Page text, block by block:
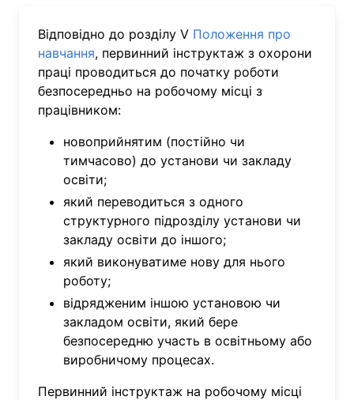
Відповідно до розділу V Положення про
навчання, первинний інструктаж з охорони
праці проводиться до початку роботи
безпосередньо на робочому місці з
працівником:
новоприйнятим (постійно чи
тимчасово) до установи чи закладу
освіти;
який переводиться з одного
структурного підрозділу установи чи
закладу освіти до іншого;
який виконуватиме нову для нього
роботу;
відрядженим іншою установою чи
закладом освіти, який бере
безпосередню участь в освітньому або
виробничому процесах.
Первинний інструктаж на робочому місці